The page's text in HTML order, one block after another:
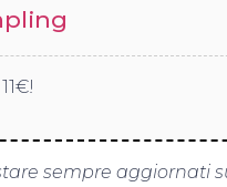
sempre aggiornati